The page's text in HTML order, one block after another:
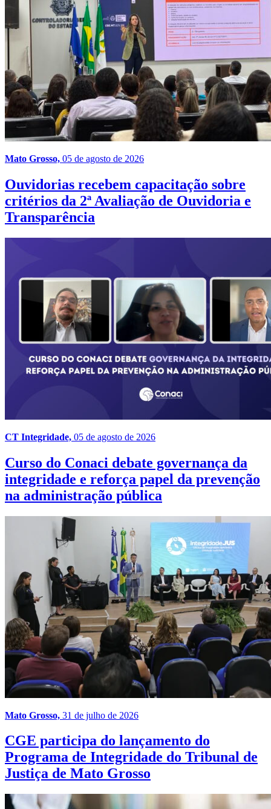
Mato Grosso, 05 de agosto de 2026
Ouvidorias recebem capacitação sobre
critérios da 2ª Avaliação de Ouvidoria e
Transparência
CT Integridade, 05 de agosto de 2026
Curso do Conaci debate governança da
integridade e reforça papel da prevenção
na administração pública
Mato Grosso, 31 de julho de 2026
CGE participa do lançamento do
Programa de Integridade do Tribunal de
Justiça de Mato Grosso